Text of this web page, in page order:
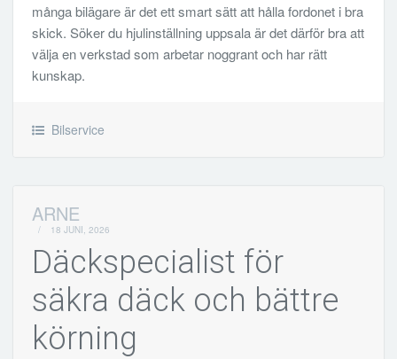
många bilägare är det ett smart sätt att hålla fordonet i bra
skick. Söker du hjulinställning uppsala är det därför bra att
välja en verkstad som arbetar noggrant och har rätt
kunskap.
Bilservice
ARNE
/ 18 JUNI, 2026
Däckspecialist för
säkra däck och bättre
körning